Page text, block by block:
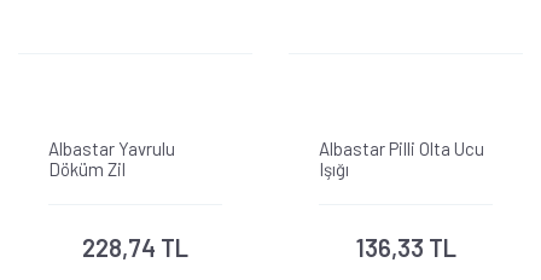
Albastar Yavrulu
Döküm Zil
228,74 TL
Albastar Pilli Olta Ucu
Işığı
136,33 TL